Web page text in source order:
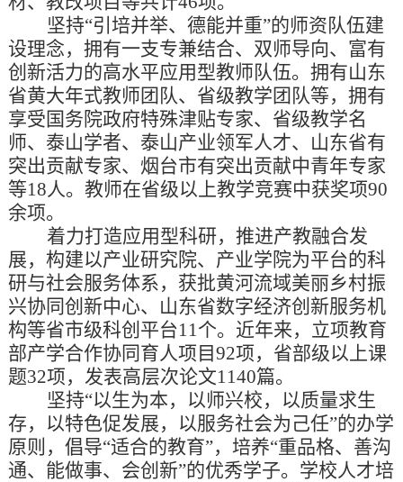
坚持“引培并举、德能并重”的师资队伍建
设理念，拥有一支专兼结合、双师导向、富有
创新活力的高水平应用型教师队伍。拥有山东
省黄大年式教师团队、省级教学团队等，拥有
享受国务院政府特殊津贴专家、省级教学名
师、泰山学者、泰山产业领军人才、山东省有
突出贡献专家、烟台市有突出贡献中青年专家
等18人。教师在省级以上教学竞赛中获奖项90
余项。
着力打造应用型科研，推进产教融合发
展，构建以产业研究院、产业学院为平台的科
研与社会服务体系，获批黄河流域美丽乡村振
兴协同创新中心、山东省数字经济创新服务机
构等省市级科创平台11个。近年来，立项教育
部产学合作协同育人项目92项，省部级以上课
题32项，发表高层次论文1140篇。
坚持“以生为本，以师兴校，以质量求生
存，以特色促发展，以服务社会为己任”的办学
原则，倡导“适合的教育”，培养“重品格、善沟
通、能做事、会创新”的优秀学子。学校人才培